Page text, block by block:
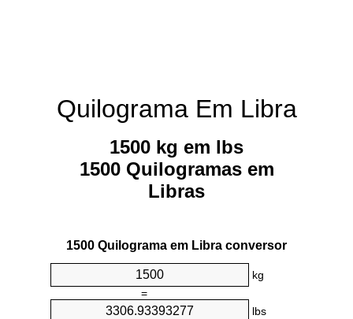
Quilograma Em Libra
1500 kg em lbs
1500 Quilogramas em
Libras
1500 Quilograma em Libra conversor
kg
=
lbs